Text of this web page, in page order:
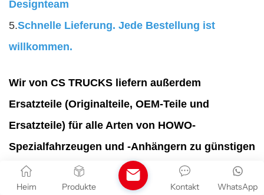
Designteam
5.Schnelle Lieferung. Jede Bestellung ist
willkommen.
Wir von CS TRUCKS liefern außerdem
Ersatzteile (Originalteile, OEM-Teile und
Ersatzteile) für alle Arten von HOWO-
Spezialfahrzeugen und -Anhängern zu günstigen
Preisen und in hoher Qualität, um
sicherzustellen, dass die Fahrzeuge und
Heim Produkte WhatsApp
Kontakt